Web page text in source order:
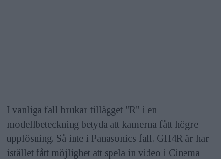
I vanliga fall brukar tillägget "R" i en
modellbeteckning betyda att kamerna fått högre
upplösning. Så inte i Panasonics fall. GH4R är har
istället fått möjlighet att spela in video i Cinema